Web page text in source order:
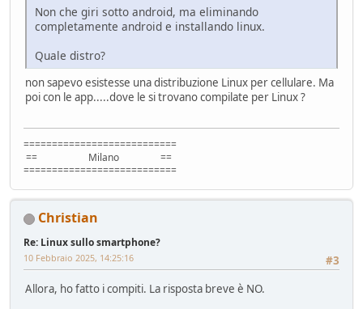
Non che giri sotto android, ma eliminando
completamente android e installando linux.
Quale distro?
non sapevo esistesse una distribuzione Linux per cellulare. Ma
poi con le app.....dove le si trovano compilate per Linux ?
===========================
== Milano ==
===========================
Christian
Re: Linux sullo smartphone?
#3
10 Febbraio 2025, 14:25:16
Allora, ho fatto i compiti. La risposta breve è NO.